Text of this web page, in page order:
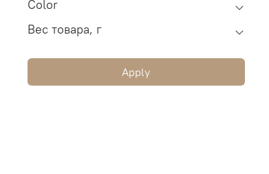
Color
Вес товара, г
Apply